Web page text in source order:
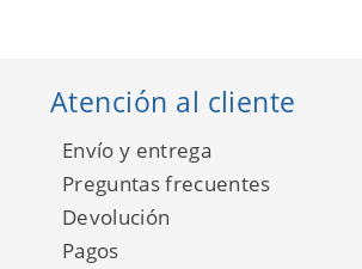
Atención al cliente
Envío y entrega
Preguntas frecuentes
Devolución
Pagos